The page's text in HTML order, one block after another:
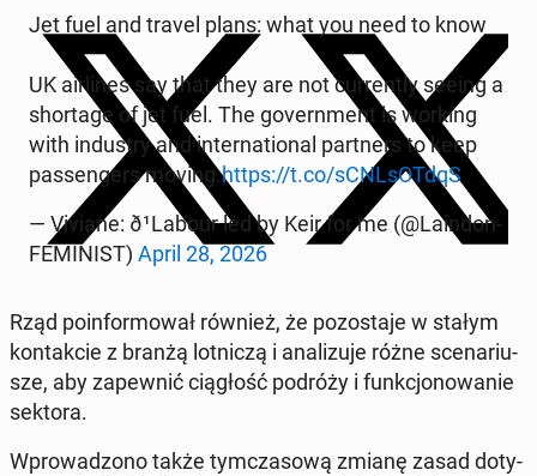
Jet fuel and travel plans: what you need to know
UK air­li­nes say that they are not cur­ren­tly seeing a
shor­ta­ge of jet fuel. The go­vern­ment is working
with in­du­stry and in­ter­na­tio­nal part­ners to keep
pas­sen­gers moving.https://t.co/sCNL­sOT­dqS
— Viviane: ð¹La­bo­ur led by Keir for me (@La­in­don­
FE­MI­NIST) April 28, 2026
Rząd po­in­for­mo­wał również, że po­zo­sta­je w stałym
kon­tak­cie z branżą lot­ni­czą i ana­li­zu­je różne sce­na­riu­
sze, aby za­pew­nić cią­głość podróży i funk­cjo­no­wa­nie
sektora.
Wpro­wa­dzo­no także tym­cza­so­wą zmianę zasad do­ty­